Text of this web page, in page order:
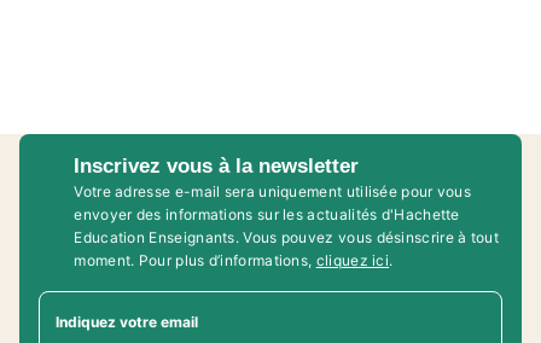
Inscrivez vous à la newsletter
Votre adresse e-mail sera uniquement utilisée pour vous
envoyer des informations sur les actualités d'Hachette
Education Enseignants. Vous pouvez vous désinscrire à tout
moment. Pour plus d’informations, cliquez ici.
Indiquez votre email